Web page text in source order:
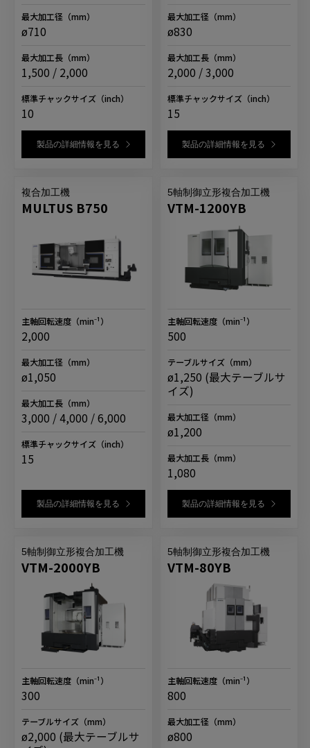
最大加工径 （mm）
ø710
最大加工長 （mm）
1,500 / 2,000
標準チャックサイズ （inch）
10
製品の詳細情報を見る
最大加工径 （mm）
ø830
最大加工長（mm）
2,000 / 3,000
標準チャックサイズ（inch）
15
製品の詳細情報を見る
複合加工機
MULTUS B750
主軸回転速度 （min⁻¹）
2,000
最大加工径 （mm）
ø1,050
最大加工長 （mm）
3,000 / 4,000 / 6,000
標準チャックサイズ （inch）
15
製品の詳細情報を見る
5軸制御立形複合加工機
VTM-1200YB
主軸回転速度（min⁻¹）
500
テーブルサイズ（mm）
ø1,250 (最大テーブルサ
イズ)
最大加工径 （mm）
ø1,200
最大加工長（mm）
1,080
製品の詳細情報を見る
5軸制御立形複合加工機
VTM-2000YB
主軸回転速度 （min⁻¹）
300
テーブルサイズ （mm）
ø2,000 (最大テーブルサ
5軸制御立形複合加工機
VTM-80YB
主軸回転速度（min⁻¹）
800
最大加工径 （mm）
ø800